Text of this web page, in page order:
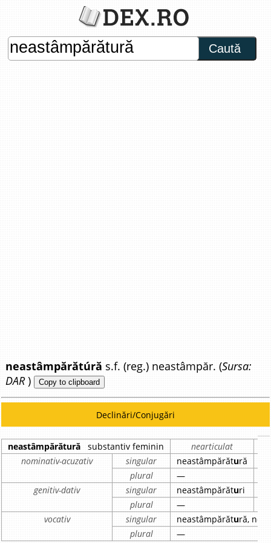
Caută
neastâmpărătúră s.f. (reg.) neastâmpăr. (Sursa:
DAR) Copy to clipboard
Declinări/Conjugări
neastâmpărătură substantiv feminin
nearticulat
nominativ-acuzativ
singular neastâmpărătură
plural
—
genitiv-dativ
singular neastâmpărături
plural
—
vocativ
singular neastâmpărătură,
plural
—